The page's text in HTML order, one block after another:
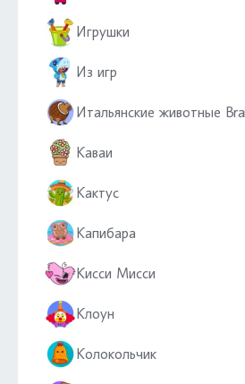
Игрушки
Из игр
Итальянские животные
Каваи
Кактус
Капибара
Кисси Мисси
Клоун
Колокольчик